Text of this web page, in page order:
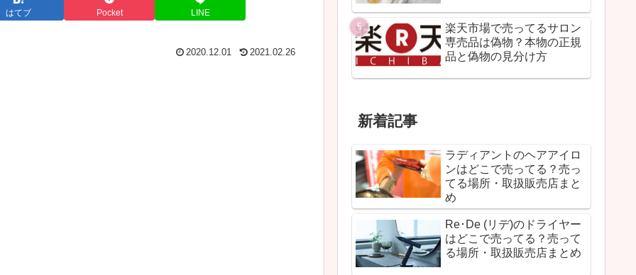
はてブ Pocket LINE
2020.12.01 2021.02.26
楽天市場で売ってるサロン
専売品は偽物？本物の正規
品と偽物の見分け方
新着記事
ラディアントのヘアアイロ
ンはどこで売ってる？売っ
てる場所・取扱販売店まと
め
Re･De (リデ)のドライヤー
はどこで売ってる？売って
る場所・取扱販売店まとめ